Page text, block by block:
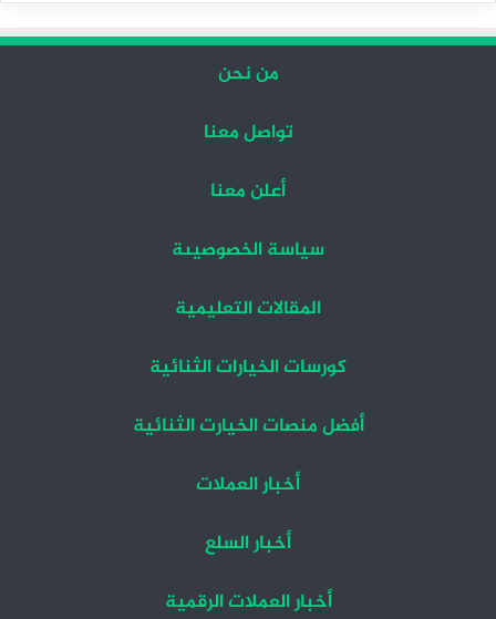
من نحن
تواصل معنا
أعلن معنا
سياسة الخصوصيىة
المقالات التعليمية
كورسات الخيارات الثنائية
أفضل منصات الخيارت الثنائية
أخبار العملات
أخبار السلع
أخبار العملات الرقمية